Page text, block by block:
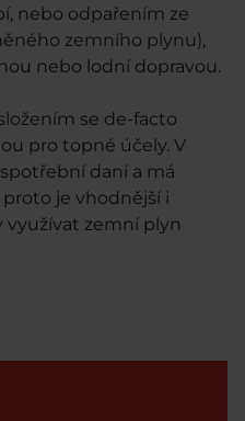
nebo odpařením ze
zemního plynu),
nebo lodní dopravou.
se de-facto
pro topné účely. V
daní a má
je vhodnější i
využívat zemní plyn